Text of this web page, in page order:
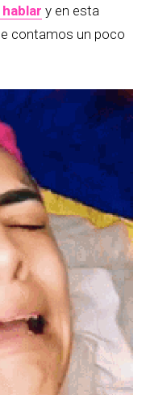
y en esta
contamos un poco